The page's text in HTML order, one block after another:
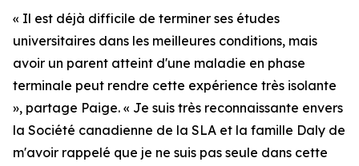
« Il est déjà difficile de terminer ses études
universitaires dans les meilleures conditions, mais
avoir un parent atteint d'une maladie en phase
terminale peut rendre cette expérience très isolante
», partage Paige. « Je suis très reconnaissante envers
la Société canadienne de la SLA et la famille Daly de
m'avoir rappelé que je ne suis pas seule dans cette